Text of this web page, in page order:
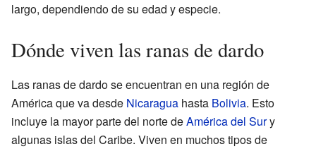
largo, dependiendo de su edad y especie.
Dónde viven las ranas de dardo
Las ranas de dardo se encuentran en una región de
América que va desde Nicaragua hasta Bolivia. Esto
incluye la mayor parte del norte deAmérica del Sury
algunas islas del Caribe. Viven en muchos tipos de